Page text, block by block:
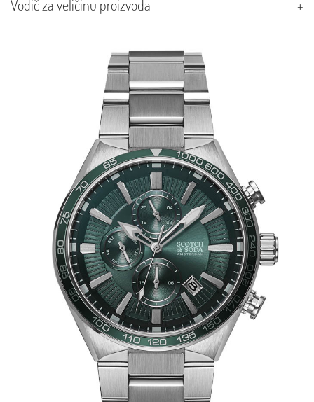
Vodič za veličinu proizvoda